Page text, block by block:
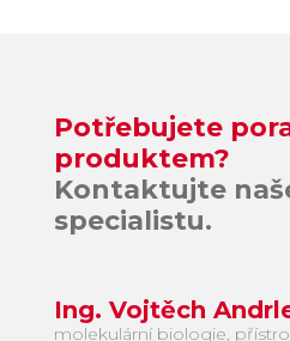
Potřebujete
produktem?
Kontaktujte
specialistu.
Ing. Vojtěch
molekulární biologie,